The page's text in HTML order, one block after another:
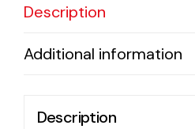
Description
Additional information
Description